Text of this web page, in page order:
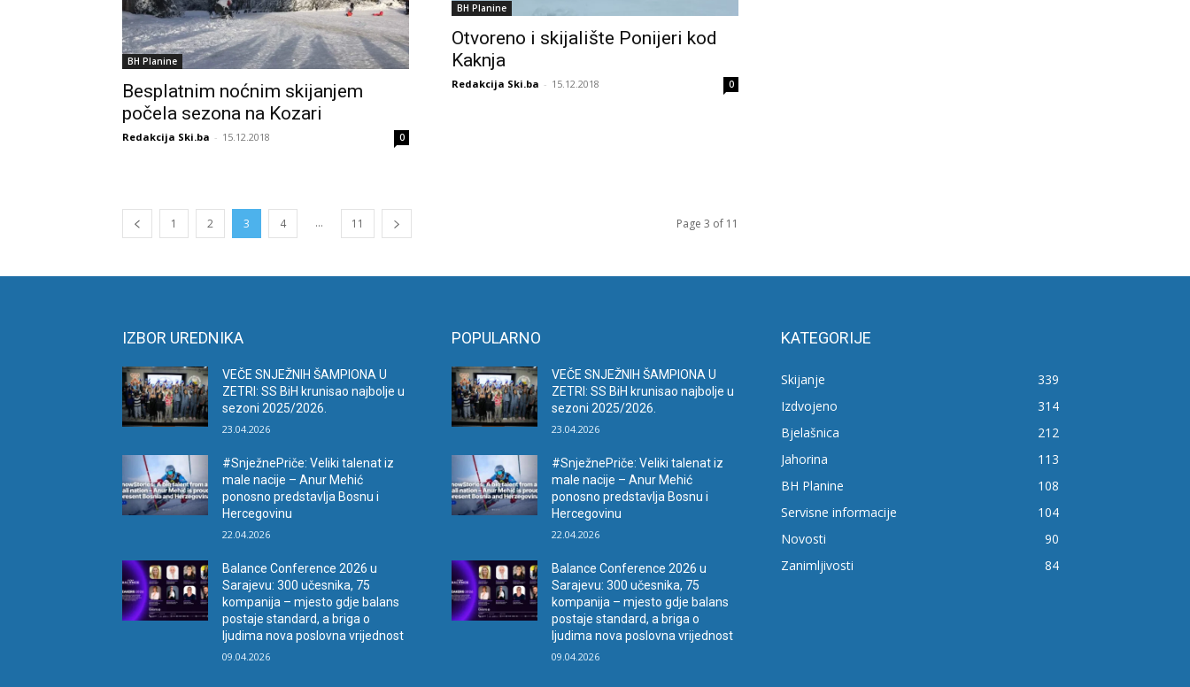
BH Planine
Besplatnim noćnim skijanjem
počela sezona na Kozari
Redakcija Ski.ba - 15.12.2018 0
BH Planine
Otvoreno i skijalište Ponijeri kod
Kaknja
Redakcija Ski.ba - 15.12.2018 0
1 2 3 4 ... 11 Page 3 of 11
IZBOR UREDNIKA
VEČE SNJEŽNIH ŠAMPIONA U
ZETRI: SS BiH krunisao najbolje u
sezoni 2025/2026.
23.04.2026
#SnježnePriče: Veliki talenat iz
male nacije – Anur Mehić
ponosno predstavlja Bosnu i
Hercegovinu
22.04.2026
Balance Conference 2026 u
Sarajevu: 300 učesnika, 75
kompanija – mjesto gdje balans
postaje standard, a briga o
ljudima nova poslovna vrijednost
09.04.2026
POPULARNO
VEČE SNJEŽNIH ŠAMPIONA U
ZETRI: SS BiH krunisao najbolje u
sezoni 2025/2026.
23.04.2026
#SnježnePriče: Veliki talenat iz
male nacije – Anur Mehić
ponosno predstavlja Bosnu i
Hercegovinu
22.04.2026
Balance Conference 2026 u
Sarajevu: 300 učesnika, 75
kompanija – mjesto gdje balans
postaje standard, a briga o
ljudima nova poslovna vrijednost
09.04.2026
KATEGORIJE
Skijanje
339
Izdvojeno
314
Bjelašnica
212
Jahorina
113
BH Planine
108
Servisne informacije
104
Novosti
90
Zanimljivosti
84